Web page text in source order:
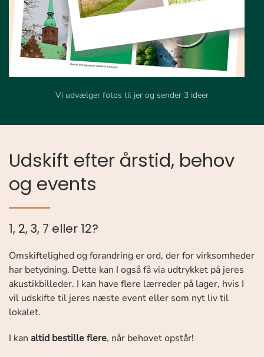
Vi udvælger fotos til jer og sender 3 ideer
Udskift efter årstid, behov
og events
1, 2, 3, 7 eller 12?
Omskiftelighed og forandring er ord, der for virksomheder
har betydning. Dette kan I også få via udtrykket på jeres
akustikbilleder. I kan have flere lærreder på lager, hvis I
vil udskifte til jeres næste event eller som nyt liv til
lokalet.
I kan altid bestille flere, når behovet opstår!